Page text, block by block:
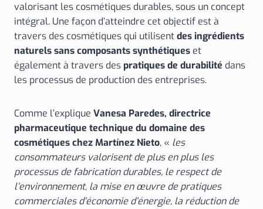
valorisant les cosmétiques durables, sous un concept
intégral. Une façon d’atteindre cet objectif est à
travers des cosmétiques qui utilisentdes ingrédients
naturels sans composants synthétiques et
également à travers des pratiques de durabilité dans
les processus de production des entreprises.
Comme l’explique Vanesa Paredes, directrice
pharmaceutique technique du domaine des
cosmétiques chez Martínez Nieto, « les
consommateurs valorisent de plus en plus les
processus de fabrication durables, le respect de
l’environnement, la mise en œuvre de pratiques
commerciales d’économie d’énergie, la réduction de